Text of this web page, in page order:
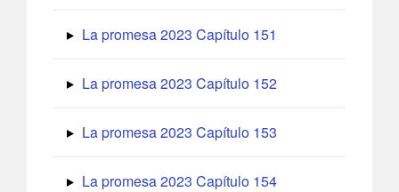
La promesa 2023 Capítulo 151
La promesa 2023 Capítulo 152
La promesa 2023 Capítulo 153
La promesa 2023 Capítulo 154